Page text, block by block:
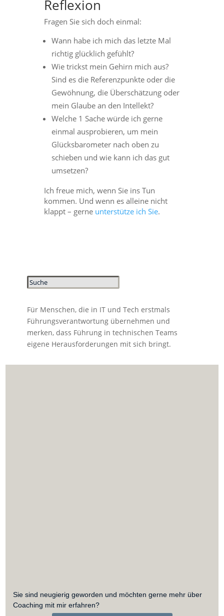
Reflexion
Fragen Sie sich doch einmal:
Wann habe ich mich das letzte Mal
richtig glücklich gefühlt?
Wie trickst mein Gehirn mich aus?
Sind es die Referenzpunkte oder die
Gewöhnung, die Überschätzung oder
mein Glaube an den Intellekt?
Welche 1 Sache würde ich gerne
einmal ausprobieren, um mein
Glücksbarometer nach oben zu
schieben und wie kann ich das gut
umsetzen?
Ich freue mich, wenn Sie ins Tun
kommen. Und wenn es alleine nicht
klappt – gerne unterstütze ich Sie.
Für Menschen, die in IT und Tech erstmals
Führungsverantwortung übernehmen und
merken, dass Führung in technischen Teams
eigene Herausforderungen mit sich bringt.
Sie sind neugierig geworden und möchten gerne mehr über
Coaching mit mir erfahren?